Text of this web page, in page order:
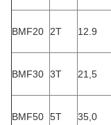
BMF20 2T 12.9
BMF30 3T 21,5
BMF50 5T 35,0